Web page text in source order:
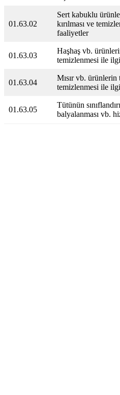
01.63.02
Sert kabuklu
kırılması ve
faaliyetler
01.63.03
Haşhaş vb.
temizlenmesi ile
01.63.04
Mısır vb. ürünlerin
temizlenmesi ile
01.63.05
Tütünün
balyalanması vb.